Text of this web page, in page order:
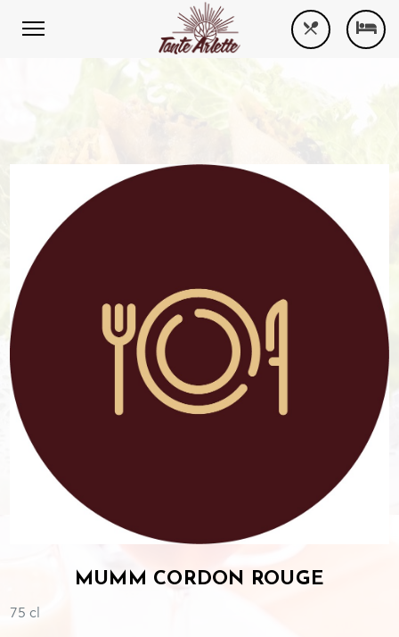
MUMM CORDON ROUGE
75 cl